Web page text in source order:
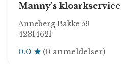
Manny's kloarkservice
Anneberg Bakke 59
42314621
0.0 (0 anmeldelser)